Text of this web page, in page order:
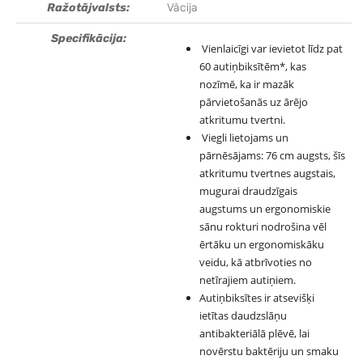
Ražotājvalsts: Vācija
Specifikācija:
Vienlaicīgi var ievietot līdz pat
60 autiņbiksītēm*, kas
nozīmē, ka ir mazāk
pārvietošanās uz ārējo
atkritumu tvertni.
Viegli lietojams un
pārnēsājams: 76 cm augsts, šīs
atkritumu tvertnes augstais,
mugurai draudzīgais
augstums un ergonomiskie
sānu rokturi nodrošina vēl
ērtāku un ergonomiskāku
veidu, kā atbrīvoties no
netīrajiem autiņiem.
Autiņbiksītes ir atsevišķi
ietītas daudzslāņu
antibakteriālā plēvē, lai
novērstu baktēriju un smaku